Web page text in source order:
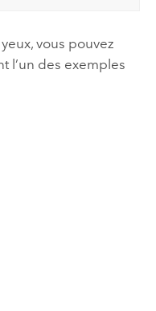
vous pouvez
l’un des exemples